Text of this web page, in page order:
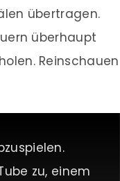
übertragen.
überhaupt
Reinschauen
zu, einem